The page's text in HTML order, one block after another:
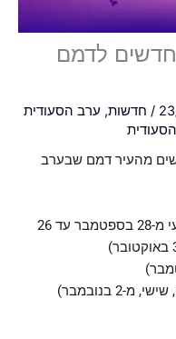
3 קווים חדשים לדמם
/ חדשות, ערב הסעודית
משיקה 3 קווים חדשים מהעיר דמם שבערב
רומא פיומיצ'ינו – דמאם (ראשון ורביעי מ-28 בספטמבר עד 26
בנובמבר)